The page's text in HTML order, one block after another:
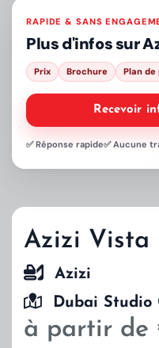
RAPIDE & SANS
Plus d'infos sur
Prix Brochure Plan
Recevoir
✅ Réponse rapide✅ Aucune
Azizi Vista
Azizi
Dubai Studio
à partir de